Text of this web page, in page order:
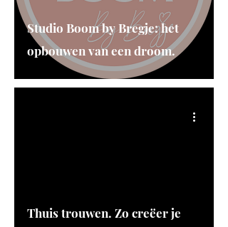
Studio Boom by Bregje: het
opbouwen van een droom.
Thuis trouwen. Zo creëer je